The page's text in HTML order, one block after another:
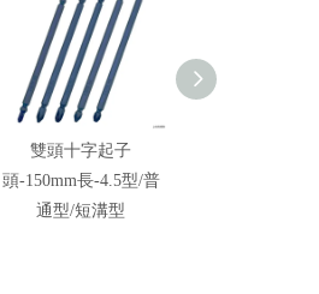
雙頭十字起子
頭-150mm長-4.5型/普
通型/短溝型